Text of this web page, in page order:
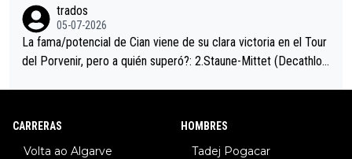
trados
05-07-2026
La fama/potencial de Cian viene de su clara victoria en el Tour
del Porvenir, pero a quién superó?: 2.Staune-Mittet (Decathlon,
CARRERAS
Volta ao Algarve
HOMBRES
Tadej Pogacar